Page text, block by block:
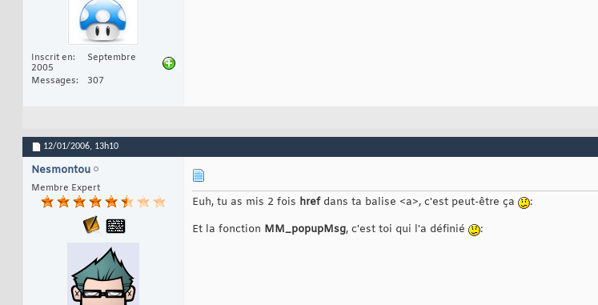
Inscrit en
Septembre
2005
Messages
307
12/01/2006, 13h10
Nesmontou
Membre Expert
Euh, tu as mis 2 fois hrefdans ta balise <a>, c'est peut-être ça
:
Et la fonction MM_popupMsg, c'est toi qui l'a définié :